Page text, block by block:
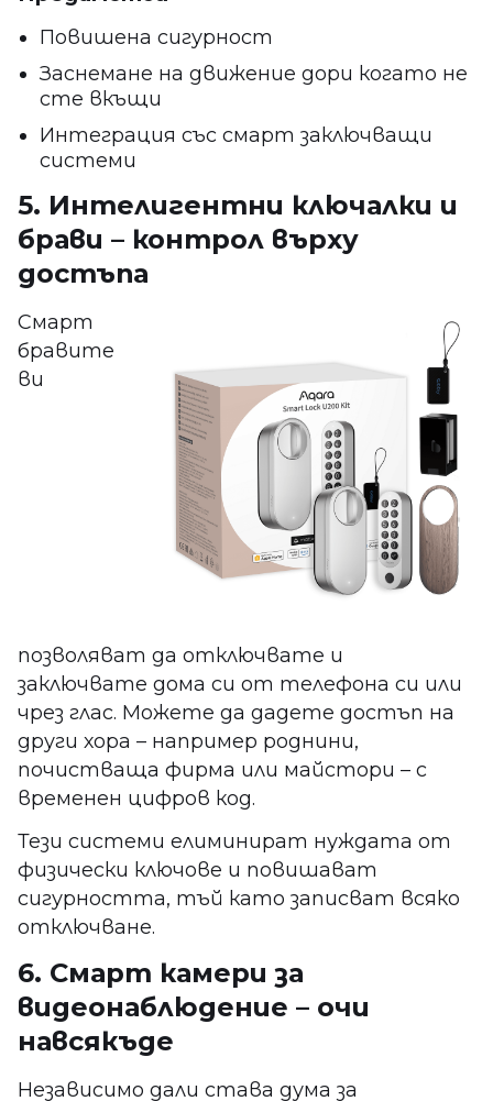
Повишена сигурност
Заснемане на движение дори когато не
сте вкъщи
Интеграция със смарт заключващи
системи
5. Интелигентни ключалки и
брави – контрол върху
достъпа
Смарт
бравите
ви
позволяват да отключвате и
заключвате дома си от телефона си или
чрез глас. Можете да дадете достъп на
други хора – например роднини,
почистваща фирма или майстори – с
временен цифров код.
Тези системи елиминират нуждата от
физически ключове и повишават
сигурността, тъй като записват всяко
отключване.
6. Смарт камери за
видеонаблюдение – очи
навсякъде
Независимо дали става дума за